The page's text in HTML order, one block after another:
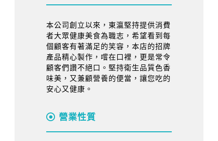
本公司創立以來，東瀛堅持提供消費
者大眾健康美食為職志，希望看到每
個顧客有著滿足的笑容，本店的招牌
產品精心製作，嚐在口裡，更是常令
顧客們讚不絕口。堅持衛生品質色香
味美，又兼顧營養的便當，讓您吃的
安心又健康。
營業性質